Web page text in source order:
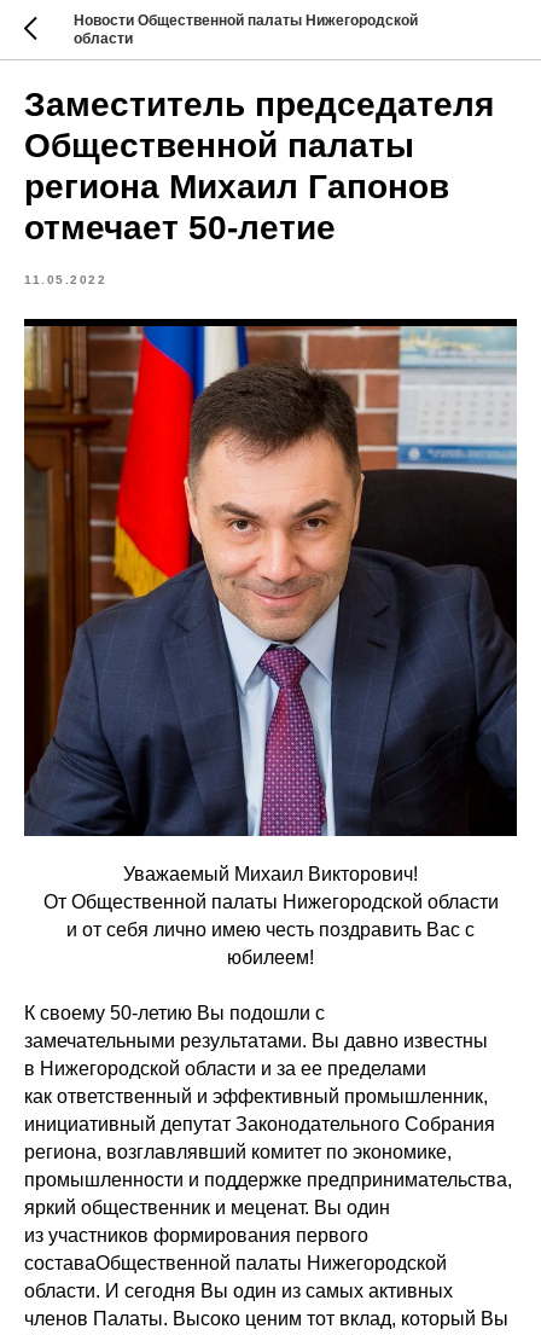
Новости Общественной палаты Нижегородской
области
Заместитель председателя
Общественной палаты
региона Михаил Гапонов
отмечает 50-летие
11.05.2022
Уважаемый Михаил Викторович!
От Общественной палаты Нижегородской области
и от себя лично имею честь поздравить Вас с
юбилеем!
К своему 50-летию Вы подошли с
замечательными результатами. Вы давно известны
в Нижегородской области и за ее пределами
как ответственный и эффективный промышленник,
инициативный депутат Законодательного Собрания
региона, возглавлявший комитет по экономике,
промышленности и поддержке предпринимательства,
яркий общественник и меценат. Вы один
из участников формирования первого
составаОбщественной палаты Нижегородской
области. И сегодня Вы один из самых активных
членов Палаты. Высоко ценим тот вклад, который Вы